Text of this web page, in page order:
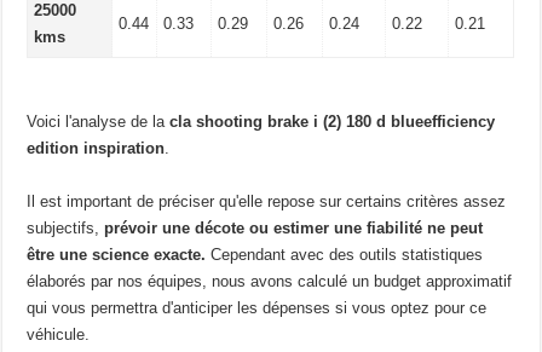
25000
kms
0.44 0.33 0.29 0.26 0.24 0.22 0.21
Voici l'analyse de lacla shooting brake i (2) 180 d blueefficiency
edition inspiration
Il est important de préciser qu'elle repose sur certains critères assez
subjectifs,prévoir une décote ou estimer une fiabilité ne peut
être une science exacte. Cependant avec des outils statistiques
élaborés par nos équipes, nous avons calculé un budget approximatif
qui vous permettra d'anticiper les dépenses si vous optez pour ce
véhicule.